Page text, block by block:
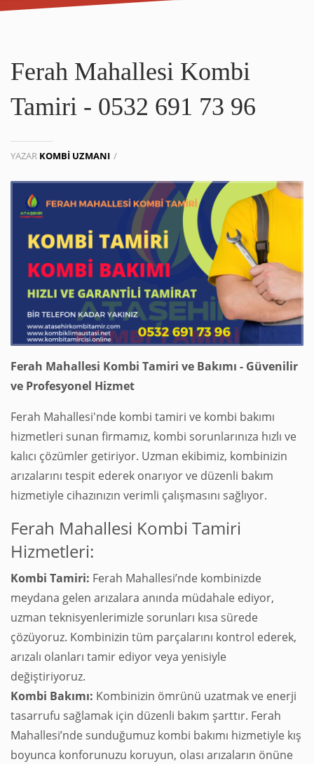
Ferah Mahallesi Kombi
Tamiri - 0532 691 73 96
YAZAR KOMBI UZMANI /
Ferah Mahallesi Kombi Tamiri ve Bakımı - Güvenilir
ve Profesyonel Hizmet
Ferah Mahallesi'nde kombi tamiri ve kombi bakımı
hizmetleri sunan firmamız, kombi sorunlarınıza hızlı ve
kalıcı çözümler getiriyor. Uzman ekibimiz, kombinizin
arızalarını tespit ederek onarıyor ve düzenli bakım
hizmetiyle cihazınızın verimli çalışmasını sağlıyor.
Ferah Mahallesi Kombi Tamiri
Hizmetleri:
Kombi Tamiri: Ferah Mahallesi’nde kombinizde
meydana gelen arızalara anında müdahale ediyor,
uzman teknisyenlerimizle sorunları kısa sürede
çözüyoruz. Kombinizin tüm parçalarını kontrol ederek,
arızalı olanları tamir ediyor veya yenisiyle
değiştiriyoruz.
Kombi Bakımı: Kombinizin ömrünü uzatmak ve enerji
tasarrufu sağlamak için düzenli bakım şarttır. Ferah
Mahallesi’nde sunduğumuz kombi bakımı hizmetiyle kış
boyunca konforunuzu koruyun, olası arızaların önüne